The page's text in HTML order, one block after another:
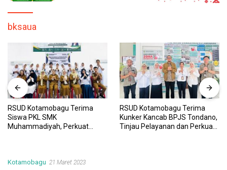
bksaua
RSUD Kotamobagu Terima
Siswa PKL SMK
Muhammadiyah, Perkuat
RSUD Kotamobagu Terima
Kunker Kancab BPJS Tondano,
Tinjau Pelayanan dan Perkuat
Kotamobagu 21 Maret 2023